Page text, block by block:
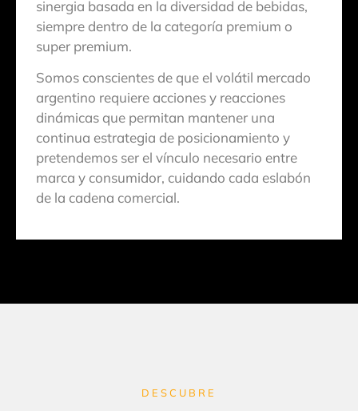
sinergia basada en la diversidad de bebidas,
siempre dentro de la categoría premium o
super premium.
Somos conscientes de que el volátil mercado
argentino requiere acciones y reacciones
dinámicas que permitan mantener una
continua estrategia de posicionamiento y
pretendemos ser el vínculo necesario entre
marca y consumidor, cuidando cada eslabón
de la cadena comercial.
DESCUBRE